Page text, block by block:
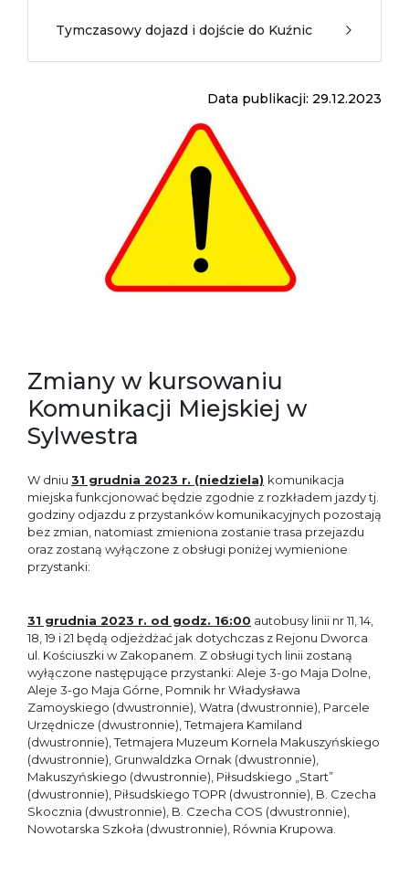
Tymczasowy dojazd i dojście do Kuźnic
Data publikacji: 29.12.2023
Zmiany w kursowaniu
Komunikacji Miejskiej w
Sylwestra
W dniu 31 grudnia 2023 r. (niedziela) komunikacja
miejska funkcjonować będzie zgodnie z rozkładem jazdy tj.
godziny odjazdu z przystanków komunikacyjnych pozostają
bez zmian, natomiast zmieniona zostanie trasa przejazdu
oraz zostaną wyłączone z obsługi poniżej wymienione
przystanki:
31 grudnia 2023 r. od godz. 16:00 autobusy linii nr 11, 14,
18, 19 i 21 będą odjeżdżać jak dotychczas z Rejonu Dworca
ul. Kościuszki w Zakopanem. Z obsługi tych linii zostaną
wyłączone następujące przystanki: Aleje 3-go Maja Dolne,
Aleje 3-go Maja Górne, Pomnik hr Władysława
Zamoyskiego (dwustronnie), Watra (dwustronnie), Parcele
Urzędnicze (dwustronnie), Tetmajera Kamiland
(dwustronnie), Tetmajera Muzeum Kornela Makuszyńskiego
(dwustronnie), Grunwaldzka Ornak (dwustronnie),
Makuszyńskiego (dwustronnie), Piłsudskiego „Start”
(dwustronnie), Piłsudskiego TOPR (dwustronnie), B. Czecha
Skocznia (dwustronnie), B. Czecha COS (dwustronnie),
Nowotarska Szkoła (dwustronnie), Równia Krupowa.